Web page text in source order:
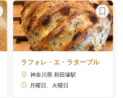
ラフォレ・エ・ラターブル
神奈川県 和田塚駅
月曜日、火曜日